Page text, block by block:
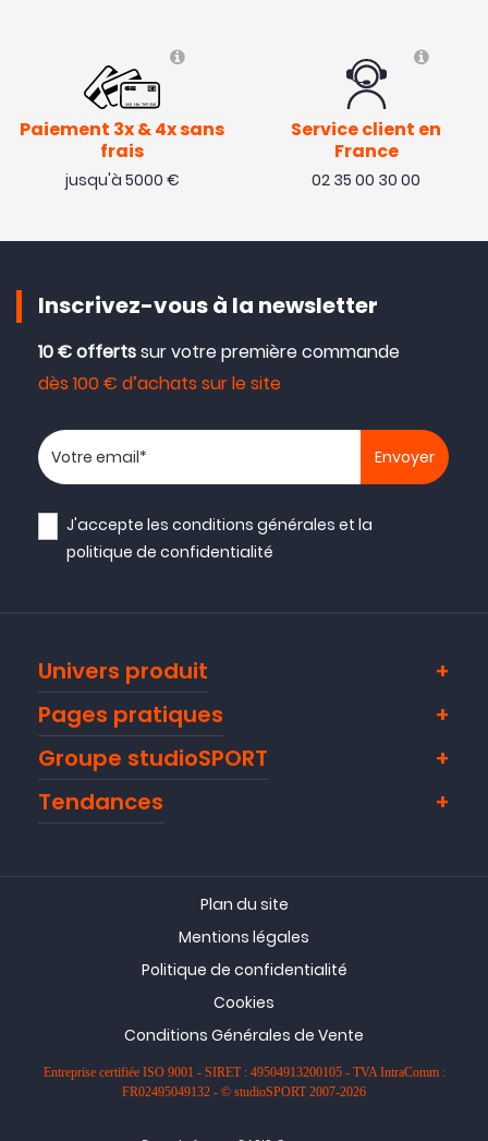
Paiement 3x & 4x sans
frais
jusqu'à 5000 €
Service client en
France
02 35 00 30 00
Inscrivez-vous à la newsletter
10 € offertssur votre première commande
dès 100 € d’achats sur le site
Votre adresse email
J'accepte lesconditions générales et la
politique de confidentialité
Univers produit
Pages pratiques
Groupe studioSPORT
Tendances
Plan du site
Mentions légales
Politique de confidentialité
Cookies
Conditions Générales de Vente
Entreprise certifiée ISO 9001 - SIRET : 49504913200105 - TVA IntraComm :
FR02495049132 - © studioSPORT 2007-2026